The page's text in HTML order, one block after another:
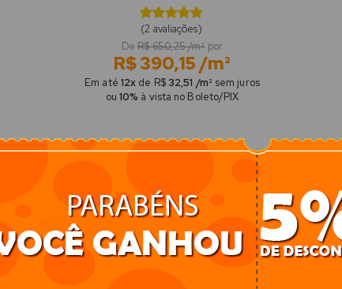
(2 avaliações)
DeR$ 650,25 /m²por
R$ 390,15 /m²
Em até 12x de R$ 32,51 /m² sem juros
ou 10% à vista no Boleto/PIX
-37%